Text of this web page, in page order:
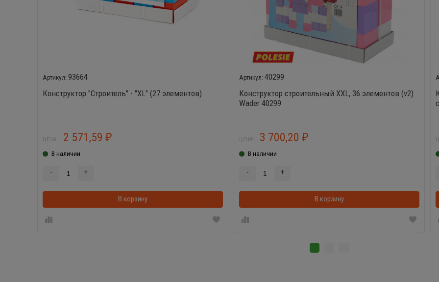
93664
Конструктор "Строитель" - "XL" (27 элементов)
ЦЕНА: 2 571,59 ₽
В наличии
- +
В корзину В корзинке
40299
Конструктор строительный XXL, 36 элементов (v2)
Wader 40299
ЦЕНА: 3 700,20 ₽
В наличии
- +
В корзину